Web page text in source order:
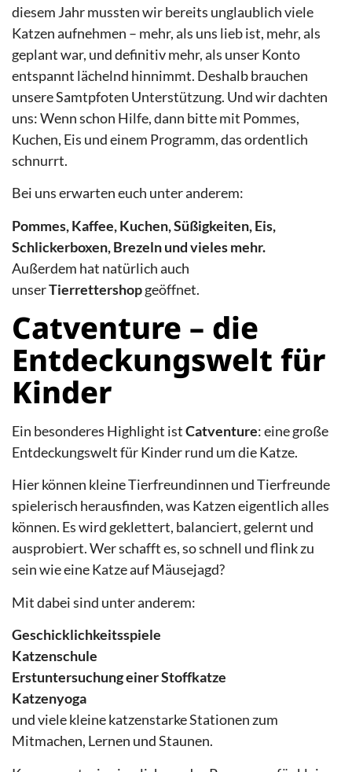
diesem Jahr mussten wir bereits unglaublich viele
Katzen aufnehmen – mehr, als uns lieb ist, mehr, als
geplant war, und definitiv mehr, als unser Konto
entspannt lächelnd hinnimmt. Deshalb brauchen
unsere Samtpfoten Unterstützung. Und wir dachten
uns: Wenn schon Hilfe, dann bitte mit Pommes,
Kuchen, Eis und einem Programm, das ordentlich
schnurrt.
Bei uns erwarten euch unter anderem:
Pommes, Kaffee, Kuchen, Süßigkeiten, Eis,
Schlickerboxen, Brezeln und vieles mehr.
Außerdem hat natürlich auch
unserTierrettershopgeöffnet.
Catventure – die
Entdeckungswelt für
Kinder
Ein besonderes Highlight istCatventure: eine große
Entdeckungswelt für Kinder rund um die Katze.
Hier können kleine Tierfreundinnen und Tierfreunde
spielerisch herausfinden, was Katzen eigentlich alles
können. Es wird geklettert, balanciert, gelernt und
ausprobiert. Wer schafft es, so schnell und flink zu
sein wie eine Katze auf Mäusejagd?
Mit dabei sind unter anderem:
Geschicklichkeitsspiele
Katzenschule
Erstuntersuchung einer Stoffkatze
Katzenyoga
und viele kleine katzenstarke Stationen zum
Mitmachen, Lernen und Staunen.